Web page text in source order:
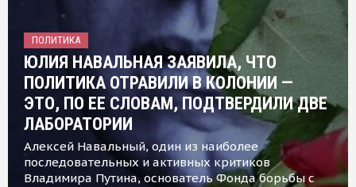
ПОЛИТИКА
ЮЛИЯ НАВАЛЬНАЯ ЗАЯВИЛА, ЧТО
ПОЛИТИКА ОТРАВИЛИ В КОЛОНИИ —
ЭТО, ПО ЕЕ СЛОВАМ, ПОДТВЕРДИЛИ ДВЕ
ЛАБОРАТОРИИ
Алексей Навальный, один из наиболее
последовательных и активных критиков
Владимира Путина, основатель Фонда борьбы с